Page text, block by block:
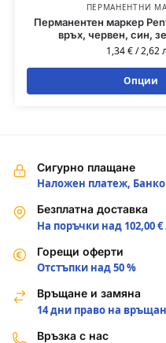
ПЕРМАНЕНТНИ
Перманентен маркер
връх, червен, син,
1,34€/2,62
Опции
Сигурно плащане
Наложен платеж,
Безплатна доставка
На поръчки над 102,00 €
Горещи оферти
Отстъпки над 50 %
Връщане и замяна
14 дни право на
Връзка с нас